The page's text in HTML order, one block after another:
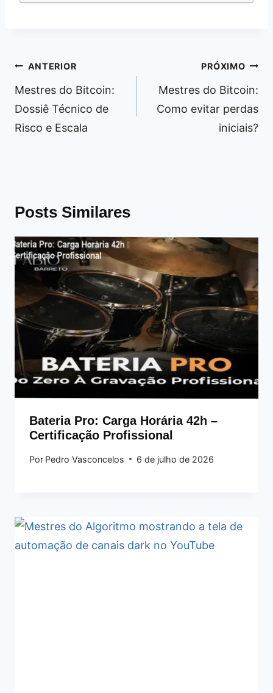
Navegação
de
Post
ANTERIOR
Mestres do Bitcoin:
Dossiê Técnico de
Risco e Escala
PRÓXIMO
Mestres do Bitcoin:
Como evitar perdas
iniciais?
Posts Similares
Bateria Pro: Carga Horária 42h –
Certificação Profissional
Por Pedro Vasconcelos 6 de julho de 2026